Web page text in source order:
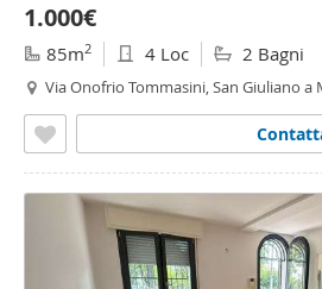
1.000€
85m2 4 Loc 2 Bagni
Via Onofrio Tommasini, San Giuliano a